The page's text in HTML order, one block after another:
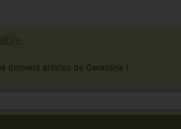
derniers articles de Geraldine !